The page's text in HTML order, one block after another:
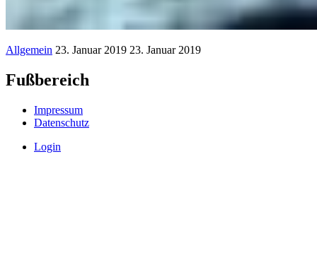
Allgemein 23. Januar 2019 23. Januar 2019
Fußbereich
Impressum
Datenschutz
Login